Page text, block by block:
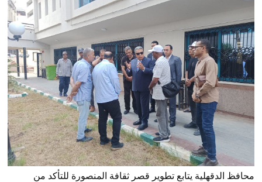
محافظ الدقهلية يتابع تطوير قصر ثقافة المنصورة للتأكد من